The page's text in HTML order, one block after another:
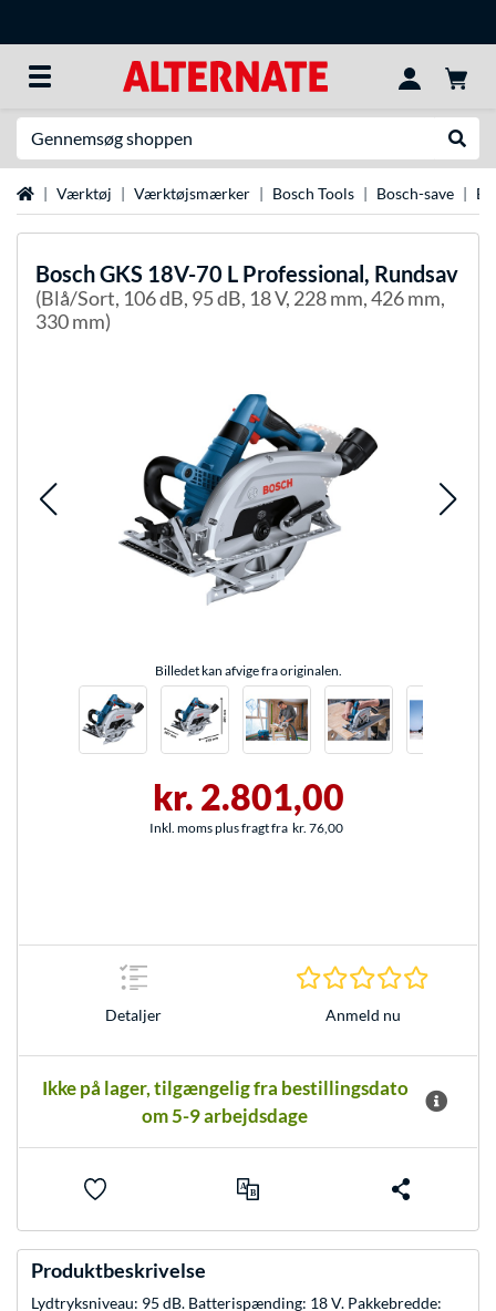
StartsideVærktøj Værktøjsmærker Bosch Tools Bosch-save
BoschGKS 18V-70 L Professional, Rundsav
(Blå/Sort, 106 dB, 95 dB, 18 V, 228 mm, 426 mm,
330 mm)
Billedet kan afvige fra originalen.
kr. 2.801,00
Inkl. moms plus fragt fra kr. 76,00
Detaljer Anmeld nu
Ikke på lager, tilgængelig fra bestillingsdato
om 5-9 arbejdsdage
Produktbeskrivelse
Lydtryksniveau: 95 dB. Batterispænding: 18 V. Pakkebredde: